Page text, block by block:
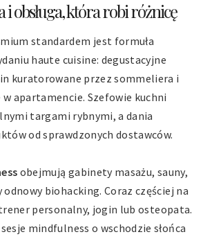
obsługa, która robi różnicę
standardem jest formuła
haute cuisine: degustacyjne
kuratorowane przez sommeliera i
apartamencie. Szefowie kuchni
targami rybnymi, a dania
od sprawdzonych dostawców.
obejmują gabinety masażu, sauny,
odnowy biohacking. Coraz częściej na
trener personalny, jogin lub osteopata.
mindfulness o wschodzie słońca